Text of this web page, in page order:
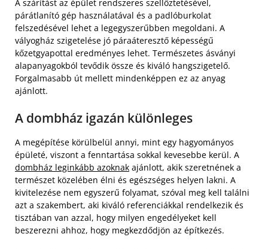
A szárítást az épület rendszeres szellőztetésével,
párátlanító gép használatával és a padlóburkolat
felszedésével lehet a legegyszerűbben megoldani. A
vályogház szigetelése jó páraáteresztő képességű
kőzetgyapottal eredményes lehet. Természetes ásványi
alapanyagokból tevődik össze és kiváló hangszigetelő.
Forgalmasabb út mellett mindenképpen ez az anyag
ajánlott.
A dombház igazán különleges
A megépítése körülbelül annyi, mint egy hagyományos
épületé, viszont a fenntartása sokkal kevesebbe kerül. A
dombház leginkább azoknak ajánlott, akik szeretnének a
természet közelében élni és egészséges helyen lakni. A
kivitelezése nem egyszerű folyamat, szóval meg kell találni
azt a szakembert, aki kiváló referenciákkal rendelkezik és
tisztában van azzal, hogy milyen engedélyeket kell
beszerezni ahhoz, hogy megkezdődjön az építkezés.